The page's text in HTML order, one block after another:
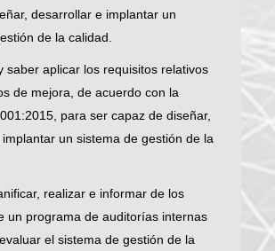
desarrollar e implantar un
de la calidad.
saber aplicar los requisitos relativos
de mejora, de acuerdo con la
para ser capaz de diseñar,
un sistema de gestión de la
realizar e informar de los
un programa de auditorías internas
el sistema de gestión de la